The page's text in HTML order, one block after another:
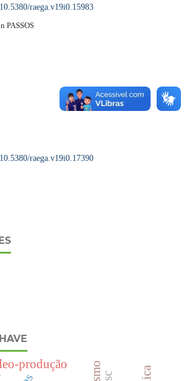
raega.v19i0.15983
PASSOS
raega.v19i0.17390
produção